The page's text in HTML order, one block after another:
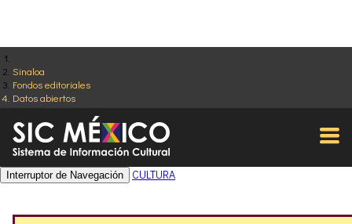
Sinaloa
Fondos editoriales
Datos abiertos
Interruptor de Navegación CULTURA